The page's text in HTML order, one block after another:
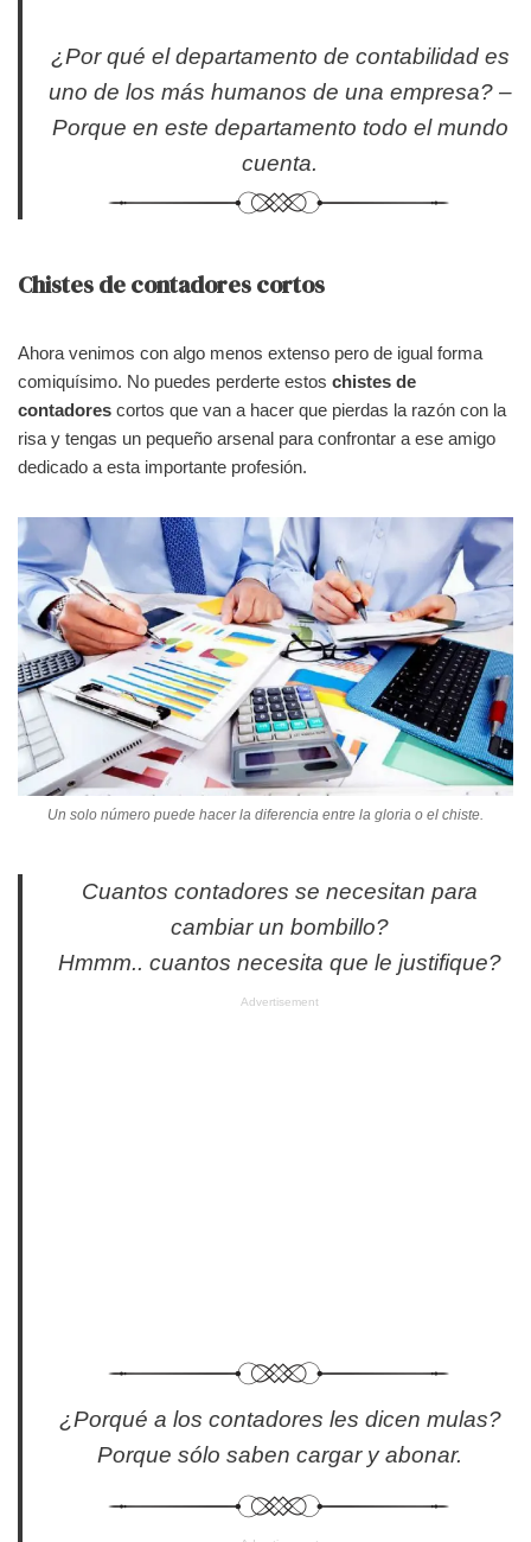
¿Por qué el departamento de contabilidad es
uno de los más humanos de una empresa? –
Porque en este departamento todo el mundo
cuenta.
Chistes de contadores cortos
Ahora venimos con algo menos extenso pero de igual forma
comiquísimo. No puedes perderte estos chistes de
contadores cortos que van a hacer que pierdas la razón con la
risa y tengas un pequeño arsenal para confrontar a ese amigo
dedicado a esta importante profesión.
Un solo número puede hacer la diferencia entre la gloria o el chiste.
Cuantos contadores se necesitan para
cambiar un bombillo?
Hmmm.. cuantos necesita que le justifique?
Advertisement
¿Porqué a los contadores les dicen mulas?
Porque sólo saben cargar y abonar.